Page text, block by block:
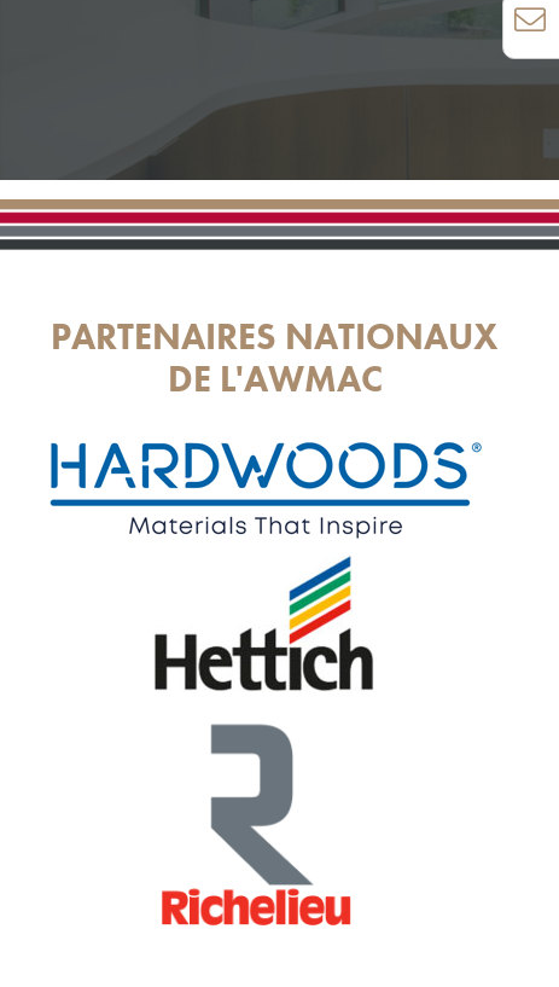
PARTENAIRES NATIONAUX
DE L'AWMAC